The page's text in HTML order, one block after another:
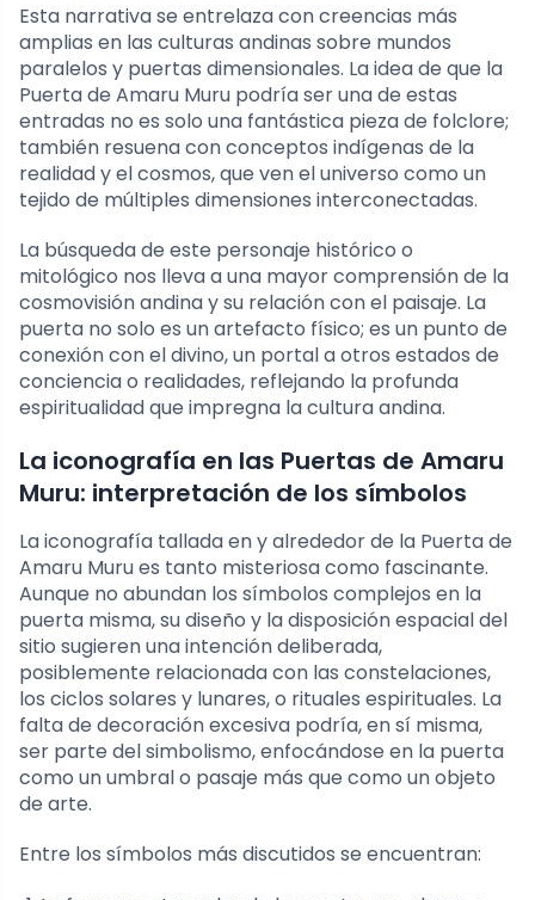
Esta narrativa se entrelaza con creencias más
amplias en las culturas andinas sobre mundos
paralelos y puertas dimensionales. La idea de que la
Puerta de Amaru Muru podría ser una de estas
entradas no es solo una fantástica pieza de folclore;
también resuena con conceptos indígenas de la
realidad y el cosmos, que ven el universo como un
tejido de múltiples dimensiones interconectadas.
La búsqueda de este personaje histórico o
mitológico nos lleva a una mayor comprensión de la
cosmovisión andina y su relación con el paisaje. La
puerta no solo es un artefacto físico; es un punto de
conexión con el divino, un portal a otros estados de
conciencia o realidades, reflejando la profunda
espiritualidad que impregna la cultura andina.
La iconografía en las Puertas de Amaru
Muru: interpretación de los símbolos
La iconografía tallada en y alrededor de la Puerta de
Amaru Muru es tanto misteriosa como fascinante.
Aunque no abundan los símbolos complejos en la
puerta misma, su diseño y la disposición espacial del
sitio sugieren una intención deliberada,
posiblemente relacionada con las constelaciones,
los ciclos solares y lunares, o rituales espirituales. La
falta de decoración excesiva podría, en sí misma,
ser parte del simbolismo, enfocándose en la puerta
como un umbral o pasaje más que como un objeto
de arte.
Entre los símbolos más discutidos se encuentran: